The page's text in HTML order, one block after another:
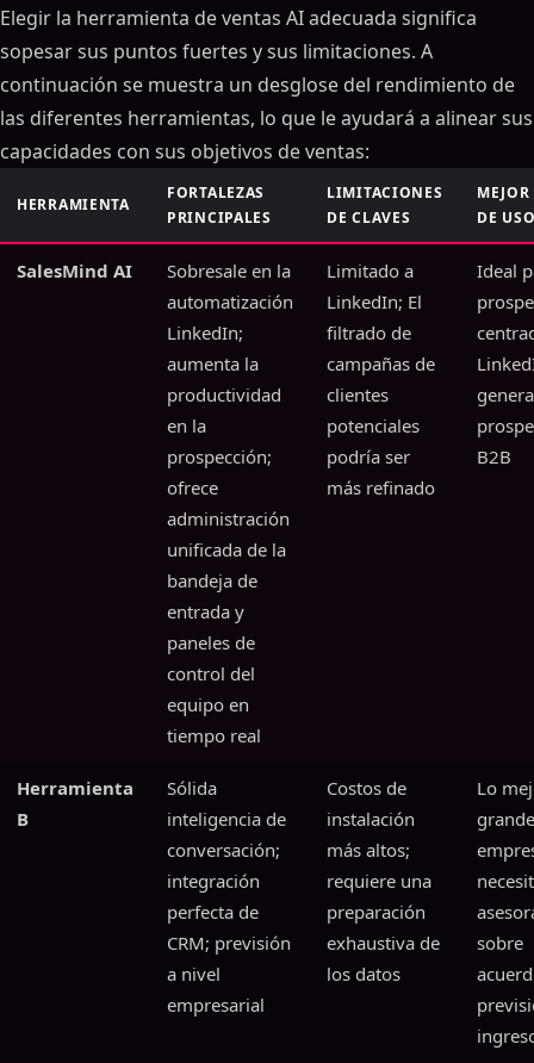
Elegir la herramienta de ventas AI adecuada significa
sopesar sus puntos fuertes y sus limitaciones. A
continuación se muestra un desglose del rendimiento de
las diferentes herramientas, lo que le ayudará a alinear sus
capacidades con sus objetivos de ventas:
HERRAMIENTA
FORTALEZAS
PRINCIPALES
LIMITACIONES
DE CLAVES
DE
SalesMind AI
Sobresale en la
automatización
LinkedIn;
aumenta la
productividad
en la
prospección;
ofrece
administración
unificada de la
bandeja de
entrada y
paneles de
control del
equipo en
tiempo real
Limitado a
LinkedIn; El
filtrado de
campañas de
clientes
potenciales
podría ser
más refinado
Ideal
B2B
Herramienta
B
Sólida
inteligencia de
conversación;
integración
perfecta de
CRM; previsión
a nivel
empresarial
Costos de
instalación
más altos;
requiere una
preparación
exhaustiva de
los datos
Lo
sobre